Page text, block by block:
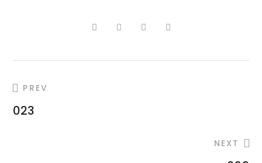
PREV
023
NEXT